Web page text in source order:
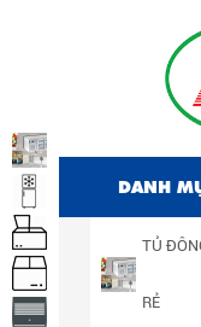
DANH
TỦ
RẺ